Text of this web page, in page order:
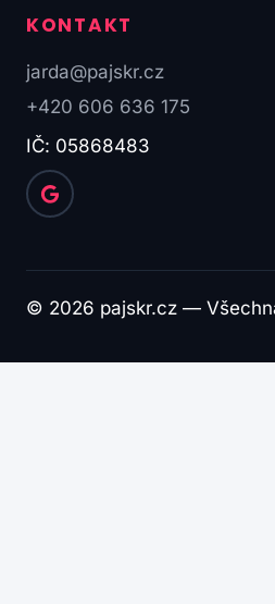
KONTAKT
jarda@pajskr.cz
+420 606 636 175
IČ: 05868483
© 2026 pajskr.cz —